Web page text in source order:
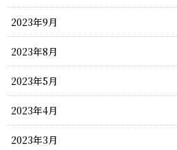
2023年9月
2023年8月
2023年5月
2023年4月
2023年3月